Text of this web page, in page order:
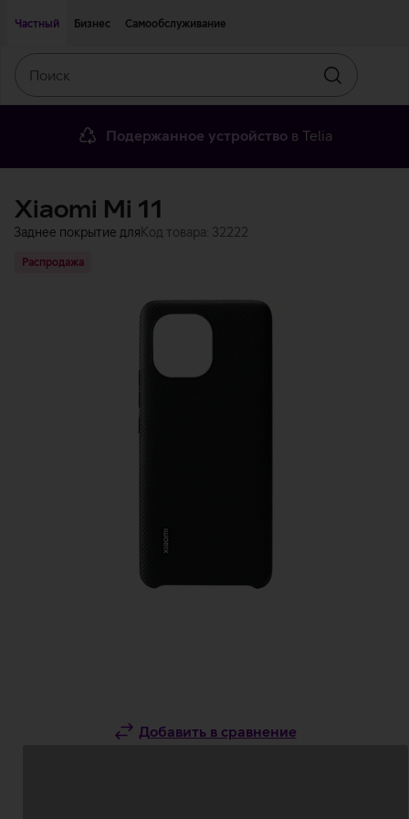
Частный
Бизнес Самообслуживание
Искать
Подержанное устройство в Telia
Xiaomi Mi 11
Заднее покрытие для Код товара: 32222
Распродажа
Добавить в сравнение